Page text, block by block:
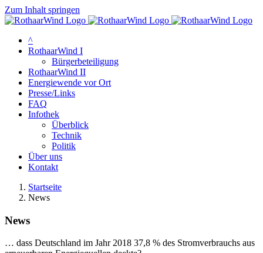
Zum Inhalt springen
^
RothaarWind I
Bürgerbeteiligung
RothaarWind II
Energiewende vor Ort
Presse/Links
FAQ
Infothek
Überblick
Technik
Politik
Über uns
Kontakt
Startseite
News
News
… dass Deutschland im Jahr 2018 37,8 % des Stromverbrauchs aus